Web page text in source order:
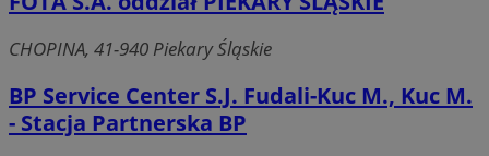
CHOPINA, 41-940 Piekary Śląskie
BP Service Center S.J. Fudali-Kuc M., Kuc M.
- Stacja Partnerska BP